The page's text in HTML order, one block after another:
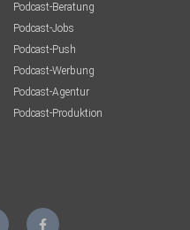
Podcast-Beratung
Podcast-Jobs
Podcast-Push
Podcast-Werbung
Podcast-Agentur
Podcast-Produktion